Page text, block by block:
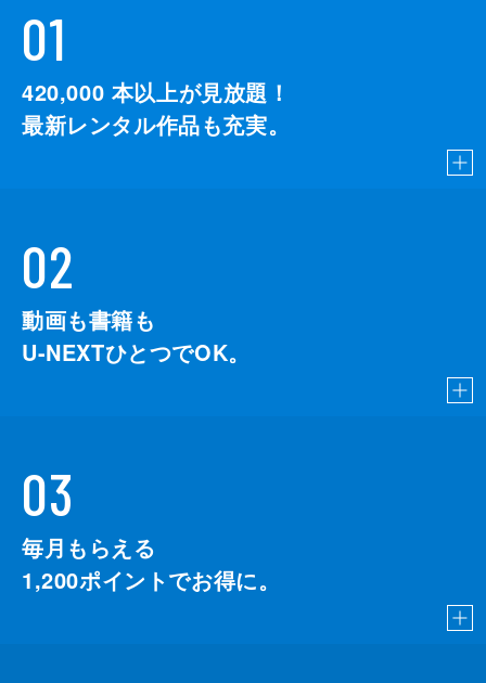
01
420,000 本以上が見放題！
最新レンタル作品も充実。
02
動画も書籍も
U-NEXTひとつでOK。
03
毎月もらえる
1,200ポイントでお得に。